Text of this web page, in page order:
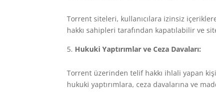
Torrent siteleri, kullanıcılara izinsiz
hakkı sahipleri tarafından kapatılabilir ve
Hukuki Yaptırımlar ve Ceza Davaları:
Torrent üzerinden telif hakkı ihlali yapan
hukuki yaptırımlara, ceza davalarına ve